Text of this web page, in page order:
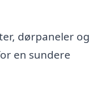
dørpaneler og
en sundere